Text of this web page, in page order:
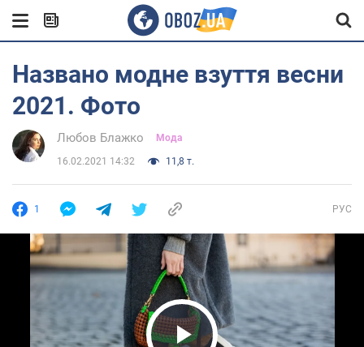
Названо модне взуття весни
2021. Фото
Любов Блажко Мода
16.02.2021 14:32 11,8 т.
1 РУС